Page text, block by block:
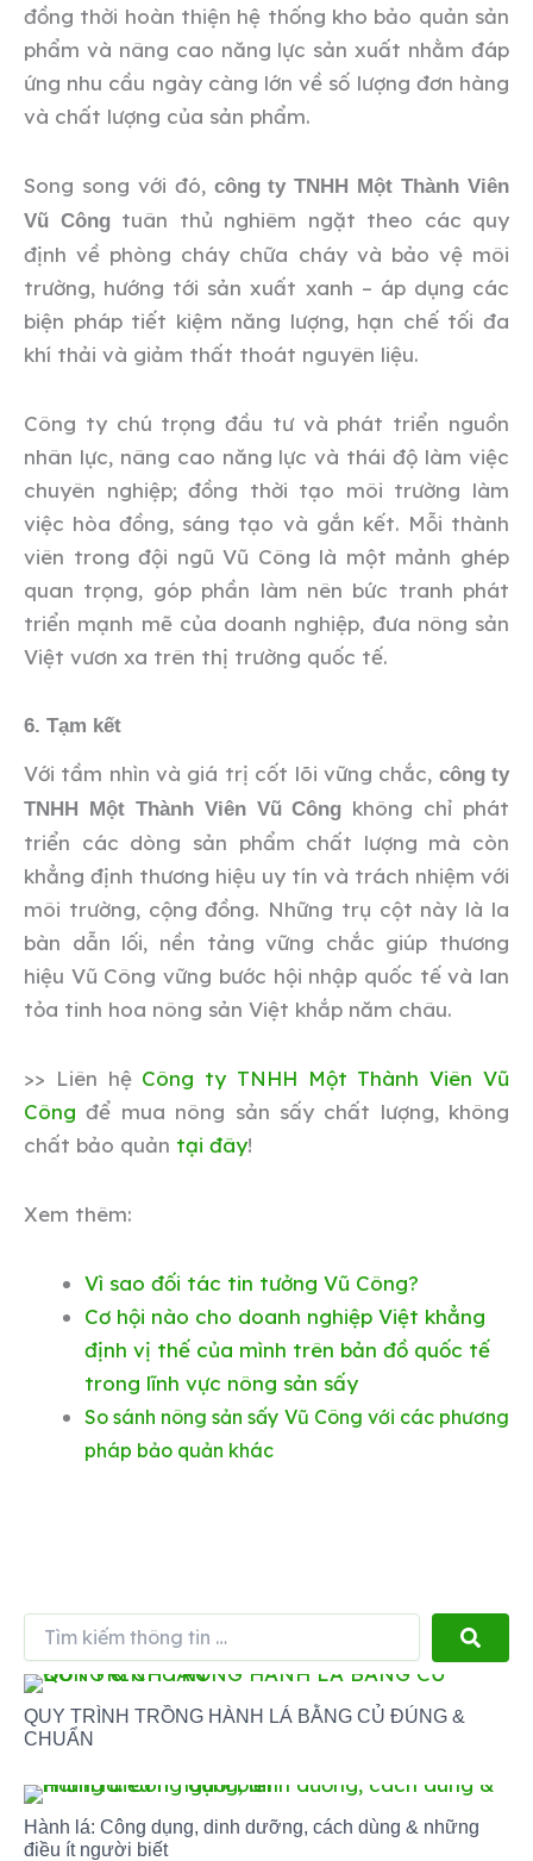
đồng thời hoàn thiện hệ thống kho bảo quản sản
phẩm và nâng cao năng lực sản xuất nhằm đáp
ứng nhu cầu ngày càng lớn về số lượng đơn hàng
và chất lượng của sản phẩm.
Song song với đó, công ty TNHH Một Thành Viên
Vũ Côngtuân thủ nghiêm ngặt theo các quy
định về phòng cháy chữa cháy và bảo vệ môi
trường, hướng tới sản xuất xanh – áp dụng các
biện pháp tiết kiệm năng lượng, hạn chế tối đa
khí thải và giảm thất thoát nguyên liệu.
Công ty chú trọng đầu tư và phát triển nguồn
nhân lực, nâng cao năng lực và thái độ làm việc
chuyên nghiệp; đồng thời tạo môi trường làm
việc hòa đồng, sáng tạo và gắn kết. Mỗi thành
viên trong đội ngũ Vũ Công là một mảnh ghép
quan trọng, góp phần làm nên bức tranh phát
triển mạnh mẽ của doanh nghiệp, đưa nông sản
Việt vươn xa trên thị trường quốc tế.
6. Tạm kết
Với tầm nhìn và giá trị cốt lõi vững chắc, công ty
TNHH Một Thành Viên Vũ Công không chỉ phát
triển các dòng sản phẩm chất lượng mà còn
khẳng định thương hiệu uy tín và trách nhiệm với
môi trường, cộng đồng. Những trụ cột này là la
bàn dẫn lối, nền tảng vững chắc giúp thương
hiệu Vũ Công vững bước hội nhập quốc tế và lan
tỏa tinh hoa nông sản Việt khắp năm châu.
>> Liên hệ Công ty TNHH Một Thành Viên Vũ
Công để mua nông sản sấy chất lượng, không
chất bảo quản tại đây!
Xem thêm:
Vì sao đối tác tin tưởng Vũ Công?
Cơ hội nào cho doanh nghiệp Việt khẳng
định vị thế của mình trên bản đồ quốc tế
trong lĩnh vực nông sản sấy
So sánh nông sản sấy Vũ Công với các phương
pháp bảo quản khác
kiếm
thông
tin
…
QUY TRÌNH TRỒNG HÀNH LÁ BẰNG CỦ ĐÚNG &
CHUẨN
Hành lá: Công dụng, dinh dưỡng, cách dùng & những
điều ít người biết